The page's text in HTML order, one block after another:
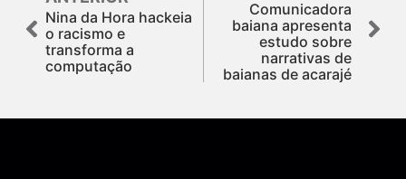
Nina da Hora hackeia
o racismo e
transforma a
computação
Comunicadora
baiana apresenta
estudo sobre
narrativas de
baianas de acarajé